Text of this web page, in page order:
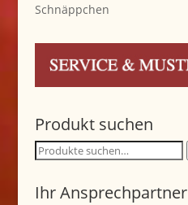
Schnäppchen
Produkt suchen
Suche
Ihr Ansprechpartner